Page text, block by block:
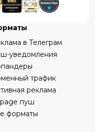
в Телеграм
уведомления
трафик
реклама
пуш
форматы